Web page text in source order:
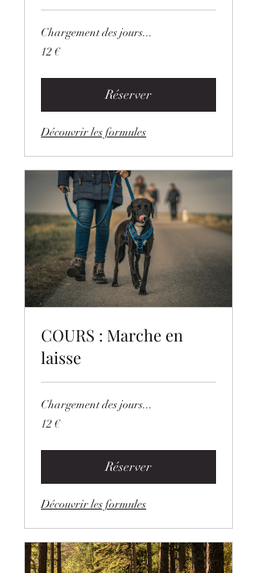
Chargement des jours...
12
euros
12 €
Réserver
Découvrir les formules
COURS : Marche en
laisse
Chargement des jours...
12
euros
12 €
Réserver
Découvrir les formules